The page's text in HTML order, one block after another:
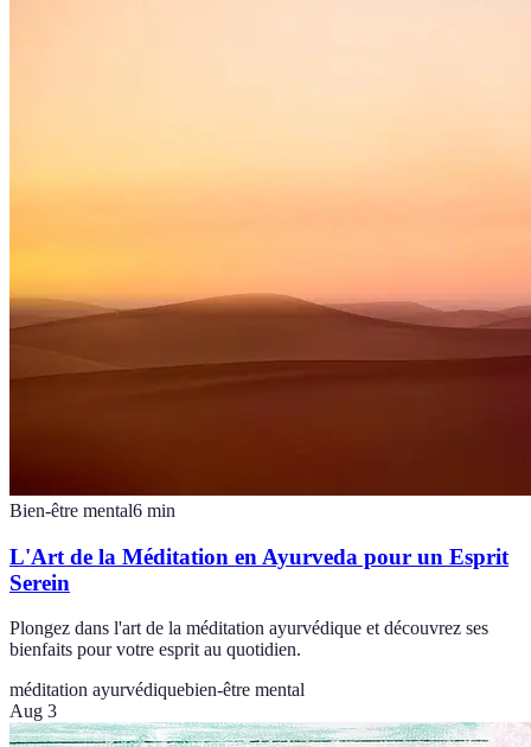
Bien-être mental6 min
L'Art de la Méditation en Ayurveda pour un Esprit
Serein
Plongez dans l'art de la méditation ayurvédique et découvrez ses
bienfaits pour votre esprit au quotidien.
méditation ayurvédiquebien-être mental
Aug 3